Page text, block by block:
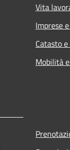
Vita
Imprese
Catasto
Mobilità